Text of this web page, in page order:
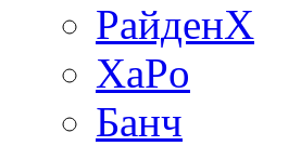
РайденХ
XaPo
Банч